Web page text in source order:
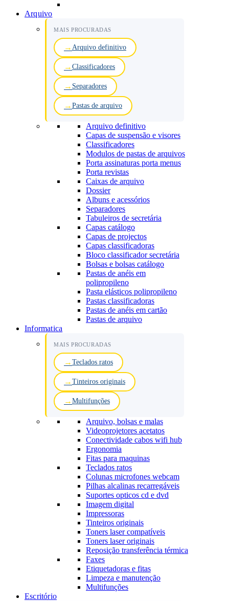
Arquivo
MAIS PROCURADAS
Arquivo definitivo
Classificadores
Separadores
Pastas de arquivo
Arquivo definitivo
Capas de suspensão e visores
Classificadores
Modulos de pastas de arquivos
Porta assinaturas porta menus
Porta revistas
Caixas de arquivo
Dossier
Albuns e acessórios
Separadores
Tabuleiros de secretária
Capas catálogo
Capas de projectos
Capas classificadoras
Bloco classificador secretária
Bolsas e bolsas catálogo
Pastas de anéis em
polipropileno
Pasta elásticos polipropileno
Pastas classificadoras
Pastas de anéis em cartão
Pastas de arquivo
Informatica
MAIS PROCURADAS
Teclados ratos
Tinteiros originais
Multifunções
Arquivo, bolsas e malas
Videoprojetores acetatos
Conectividade cabos wifi hub
Ergonomia
Fitas para maquinas
Teclados ratos
Colunas microfones webcam
Pilhas alcalinas recarregáveis
Suportes opticos cd e dvd
Imagem digital
Impressoras
Tinteiros originais
Toners laser compatíveis
Toners laser originais
Reposição transferência térmica
Faxes
Etiquetadoras e fitas
Limpeza e manutenção
Multifunções
Escritório